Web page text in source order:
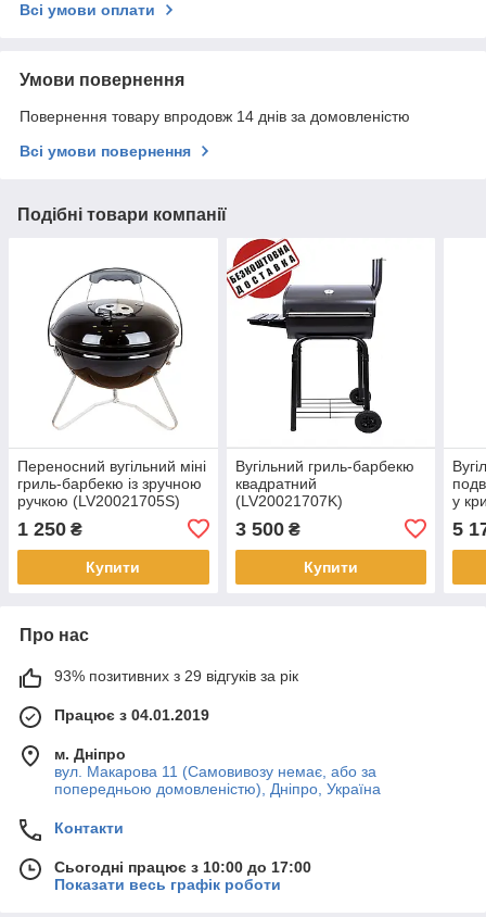
Всі умови оплати
Умови повернення
Повернення товару впродовж 14 днів за домовленістю
Всі умови повернення
Подібні товари компанії
Переносний вугільний міні
гриль-барбекю із зручною
ручкою (LV20021705S)
1 250 ₴
Купити
Вугільний гриль-барбекю
квадратний
(LV20021707K)
3 500₴
Купити
у
5
Про нас
93% позитивних з 29 відгуків за рік
Працює з 04.01.2019
м. Дніпро
вул. Макарова 11 (Самовивозу немає, або за
попередньою домовленістю), Дніпро, Україна
Контакти
Сьогодні працює з 10:00 до 17:00
Показати весь графік роботи